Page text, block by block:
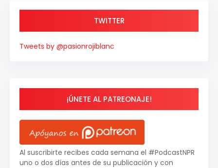
TWITTER
Tweets by @pasionrojiblanc
¡ÚNETE AL PATREONAJE!
Al suscribirte recibes cada semana el #PodcastNPR
uno o dos días antes de su publicación y con